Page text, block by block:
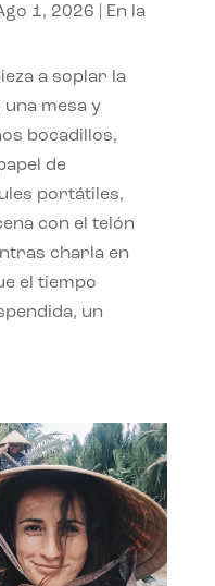
1, 2026
En la
a soplar la
mesa y
bocadillos,
de
portátiles,
con el telón
charla en
el tiempo
un